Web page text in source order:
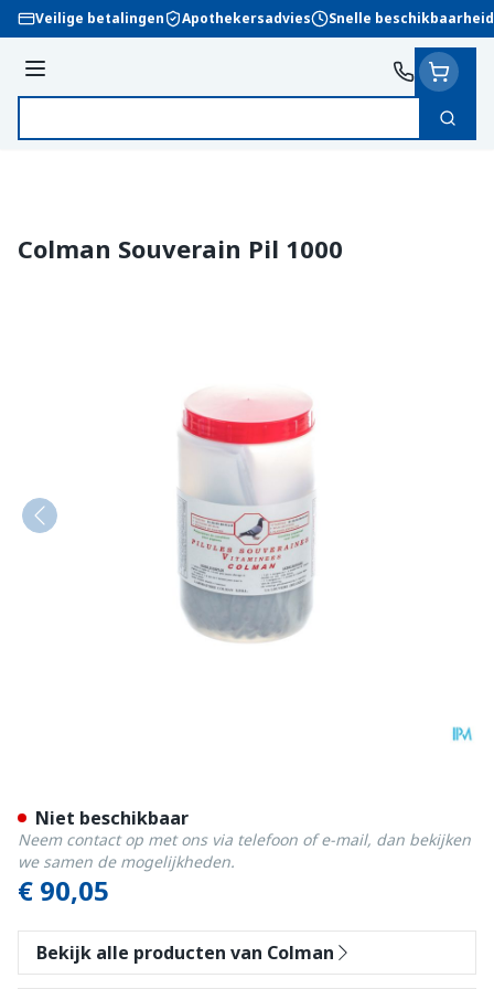
Ga naar de inhoud
Veilige betalingen Apothekersadvies Snelle beschikbaarheid
Menu
Zoek
Colman Souverain Pil 1000
€ 90,05
Niet beschikbaar
Neem contact op met ons via telefoon of e-mail, dan bekijken
we samen de mogelijkheden.
Bekijk alle producten van Colman